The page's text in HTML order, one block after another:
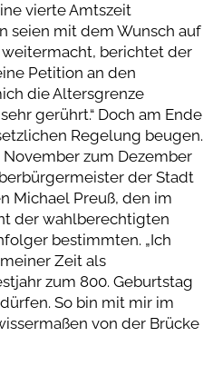
vierte Amtszeit
seien mit dem Wunsch auf
berichtet der
Petition an den
die Altersgrenze
gerührt.“ Doch am Ende
Regelung beugen.
zum Dezember
der Stadt
Michael Preuß, den im
der wahlberechtigten
bestimmten. „Ich
Zeit als
zum 800. Geburtstag
So bin mit mir im
von der Brücke